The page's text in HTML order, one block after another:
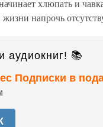
начинает хлюпать и
жизни напрочь
аудиокниг! 📚
Подписки в